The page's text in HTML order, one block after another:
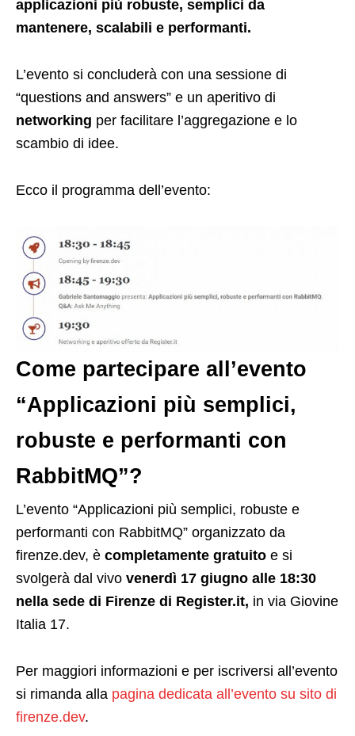
applicazioni più robuste, semplici da
mantenere, scalabili e performanti.
L’evento si concluderà con una sessione di
“questions and answers” e un aperitivo di
networking per facilitare l’aggregazione e lo
scambio di idee.
Ecco il programma dell’evento:
Come partecipare all’evento
“Applicazioni più semplici,
robuste e performanti con
RabbitMQ”?
L’evento “Applicazioni più semplici, robuste e
performanti con RabbitMQ” organizzato da
firenze.dev, è completamente gratuito e si
svolgerà dal vivo venerdì 17 giugno alle 18:30
nella sede di Firenze di Register.it, in via Giovine
Italia 17.
Per maggiori informazioni e per iscriversi all’evento
si rimanda alla pagina dedicata all’evento su sito di
firenze.dev.